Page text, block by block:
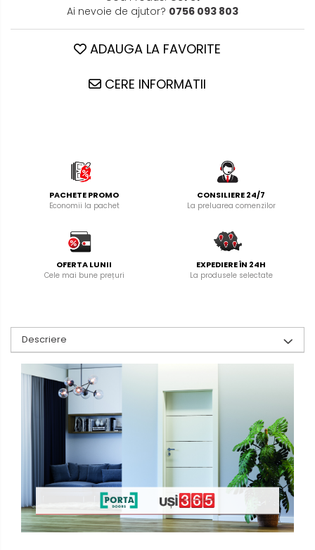
Ai nevoie de ajutor? 0756 093 803
ADAUGA LA FAVORITE
CERE INFORMATII
PACHETE PROMO
Economii la pachet
CONSILIERE 24/7
La preluarea comenzilor
OFERTA LUNII
Cele mai bune prețuri
EXPEDIERE ÎN 24H
La produsele selectate
Descriere